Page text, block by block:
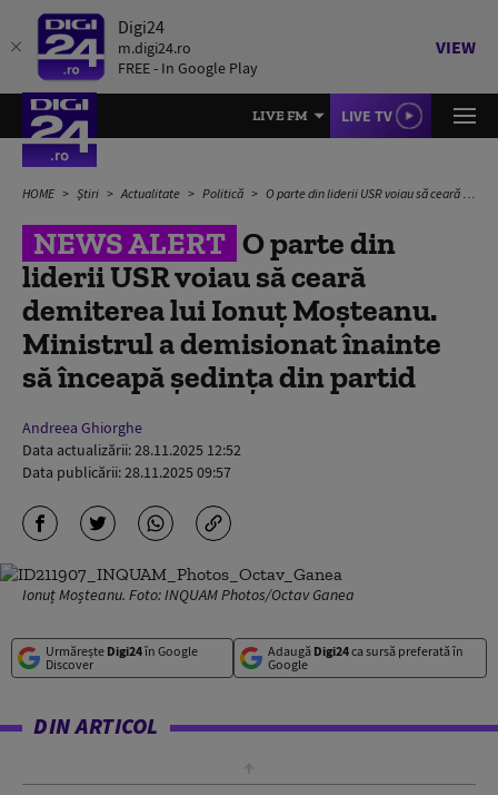
Digi24
m.digi24.ro
FREE - In Google Play
VIEW
LIVE FM LIVE TV
HOME Știri Actualitate Politică O parte din liderii USR voiau să ceară demiterea lui Ionuț Moșteanu. Ministrul a demisionat înainte să înceapă ședința din partid
NEWS ALERT O parte din
liderii USR voiau să ceară
demiterea lui Ionuț Moșteanu.
Ministrul a demisionat înainte
să înceapă ședința din partid
Andreea Ghiorghe
Data actualizării:28.11.2025 12:52
Data publicării:28.11.2025 09:57
Ionuț Moșteanu. Foto: INQUAM Photos/Octav Ganea
Urmărește Digi24în Google
Discover
Adaugă Digi24ca sursă preferată în
Google
DIN ARTICOL